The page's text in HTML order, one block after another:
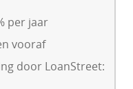
per jaar
vooraf
door LoanStreet: